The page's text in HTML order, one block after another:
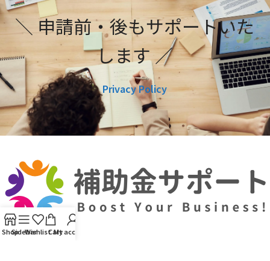
＼ 申請前・後もサポートいた
します ／
Privacy Policy
ShopSidebarWishlistCart
My account